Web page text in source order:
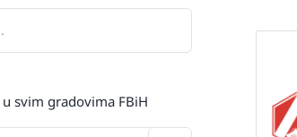
svim gradovima FBiH